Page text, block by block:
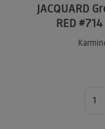
JACQUARD
RED